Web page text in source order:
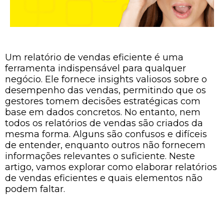
Um relatório de vendas eficiente é uma
ferramenta indispensável para qualquer
negócio. Ele fornece insights valiosos sobre o
desempenho das vendas, permitindo que os
gestores tomem decisões estratégicas com
base em dados concretos. No entanto, nem
todos os relatórios de vendas são criados da
mesma forma. Alguns são confusos e difíceis
de entender, enquanto outros não fornecem
informações relevantes o suficiente. Neste
artigo, vamos explorar como elaborar relatórios
de vendas eficientes e quais elementos não
podem faltar.